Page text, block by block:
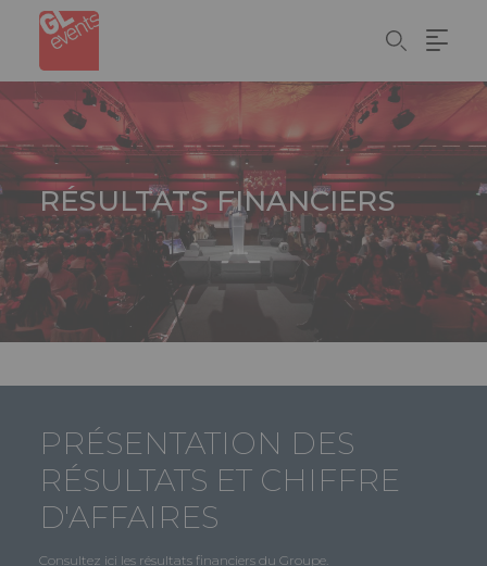
Aller
contenu
principal
RÉSULTATS FINANCIERS
PRÉSENTATION DES
RÉSULTATS ET CHIFFRE
D'AFFAIRES
Consultez ici les résultats financiers du Groupe.
Panneau de gestion des cookies